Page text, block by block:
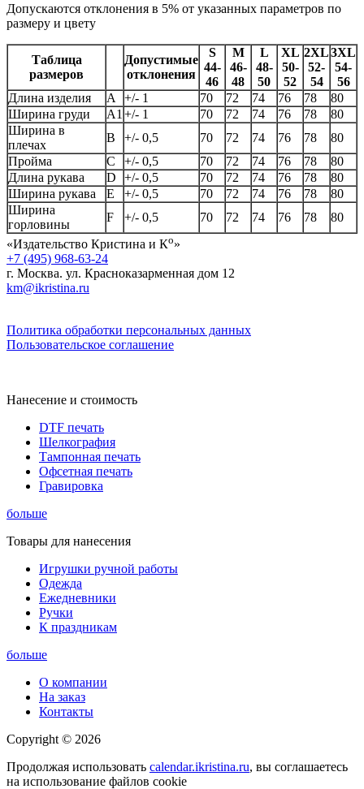
Допускаются отклонения в 5% от указанных параметров по
размеру и цвету
Таблица
размеров
Допустимые
отклонения
S
44-
46
M
46-
48
L
48-
50
XL
50-
52
2XL
52-
54
3XL
54-
56
Длина изделия
А +/- 1 70 72 74 76 78
80
Ширина груди
А1 +/- 1 70 72 74 76 78
80
Ширина в
плечах
B +/- 0,5 70 72 74 76 78
80
Пройма
C +/- 0,5 70 72 74 76 78
80
Длина рукава
D +/- 0,5 70 72 74 76 78
80
Ширина рукава
E +/- 0,5 70 72 74 76 78
80
Ширина
горловины
F +/- 0,5 70 72 74 76 78
80
«Издательство Кристина и Ко»
+7 (495) 968-63-24
г. Москва. ул. Красноказарменная дом 12
km@ikristina.ru
Политика обработки персональных данных
Пользовательское соглашение
Нанесение и стоимость
DTF печать
Шелкография
Тампонная печать
Офсетная печать
Гравировка
больше
Товары для нанесения
Игрушки ручной работы
Одежда
Ежедневники
Ручки
К праздникам
больше
О компании
На заказ
Контакты
Copyright © 2026
Продолжая использовать calendar.ikristina.ru, вы соглашаетесь
на использование файлов cookie